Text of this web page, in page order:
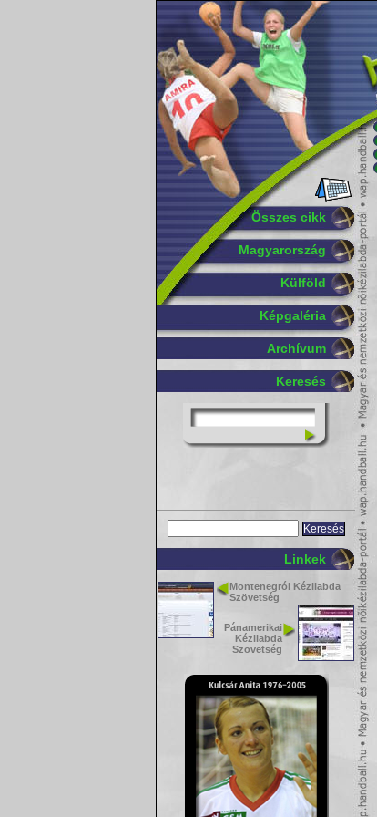
Összes cikk
Magyarország
Külföld
Képgaléria
Archívum
Keresés
Linkek
Montenegrói Kézilabda
Szövetség
Pánamerikai
Kézilabda
Szövetség